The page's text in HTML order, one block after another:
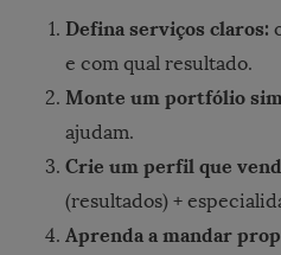
Defina serviços claros:
e com qual resultado.
Monte um portfólio
ajudam.
Crie um perfil que
(resultados) +
Aprenda a mandar